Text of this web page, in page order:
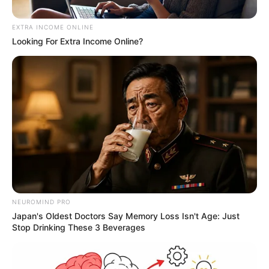
Por: Óscar Barrero
Marzo 1, 2023
COMPARTIR
UNIRSE AL CANAL DE WHATSAPP
Karol G es una de las artistas del género urbano más
importantes no solo de Colombia sino también del
EXTRA INCOME ONLINE
Looking For Extra Income Online?
NEUROMIND PRO
Japan's Oldest Doctors Say Memory Loss Isn't Age: Just
Stop Drinking These 3 Beverages